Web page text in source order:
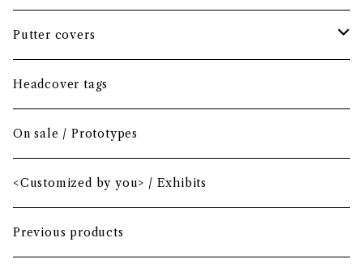
Headcover bundle
Driver
Mini Driver (Option)
Fairway wood
Hybrid
Putter covers
Blade
Small mallet
Mid mallet
Large mallet
Headcover tags
On sale / Prototypes
<Customized by you> / Exhibits
Previous products